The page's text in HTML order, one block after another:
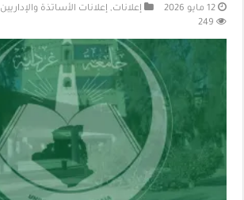
12 مايو 2026 إعلانات, إعلانات الأساتذة والإداريين
249